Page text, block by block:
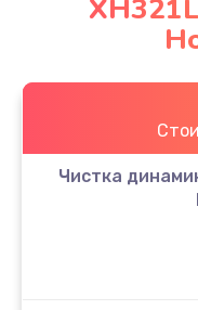
Чистка